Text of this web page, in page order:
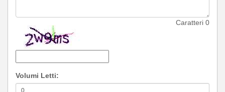
Caratteri 0
Volumi Letti: